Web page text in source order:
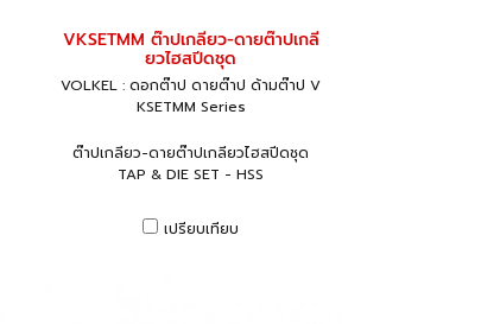
VKSETMM ต๊าปเกลียว-ดายต๊าปเกลี
ยวไฮสปีดชุด
VOLKEL : ดอกต๊าป ดายต๊าป ด้ามต๊าป V
KSETMM Series
ต๊าปเกลียว-ดายต๊าปเกลียวไฮสปีดชุด
TAP & DIE SET - HSS
เปรียบเทียบ